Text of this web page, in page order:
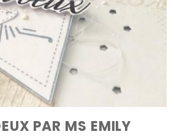
PAR MS EMILY